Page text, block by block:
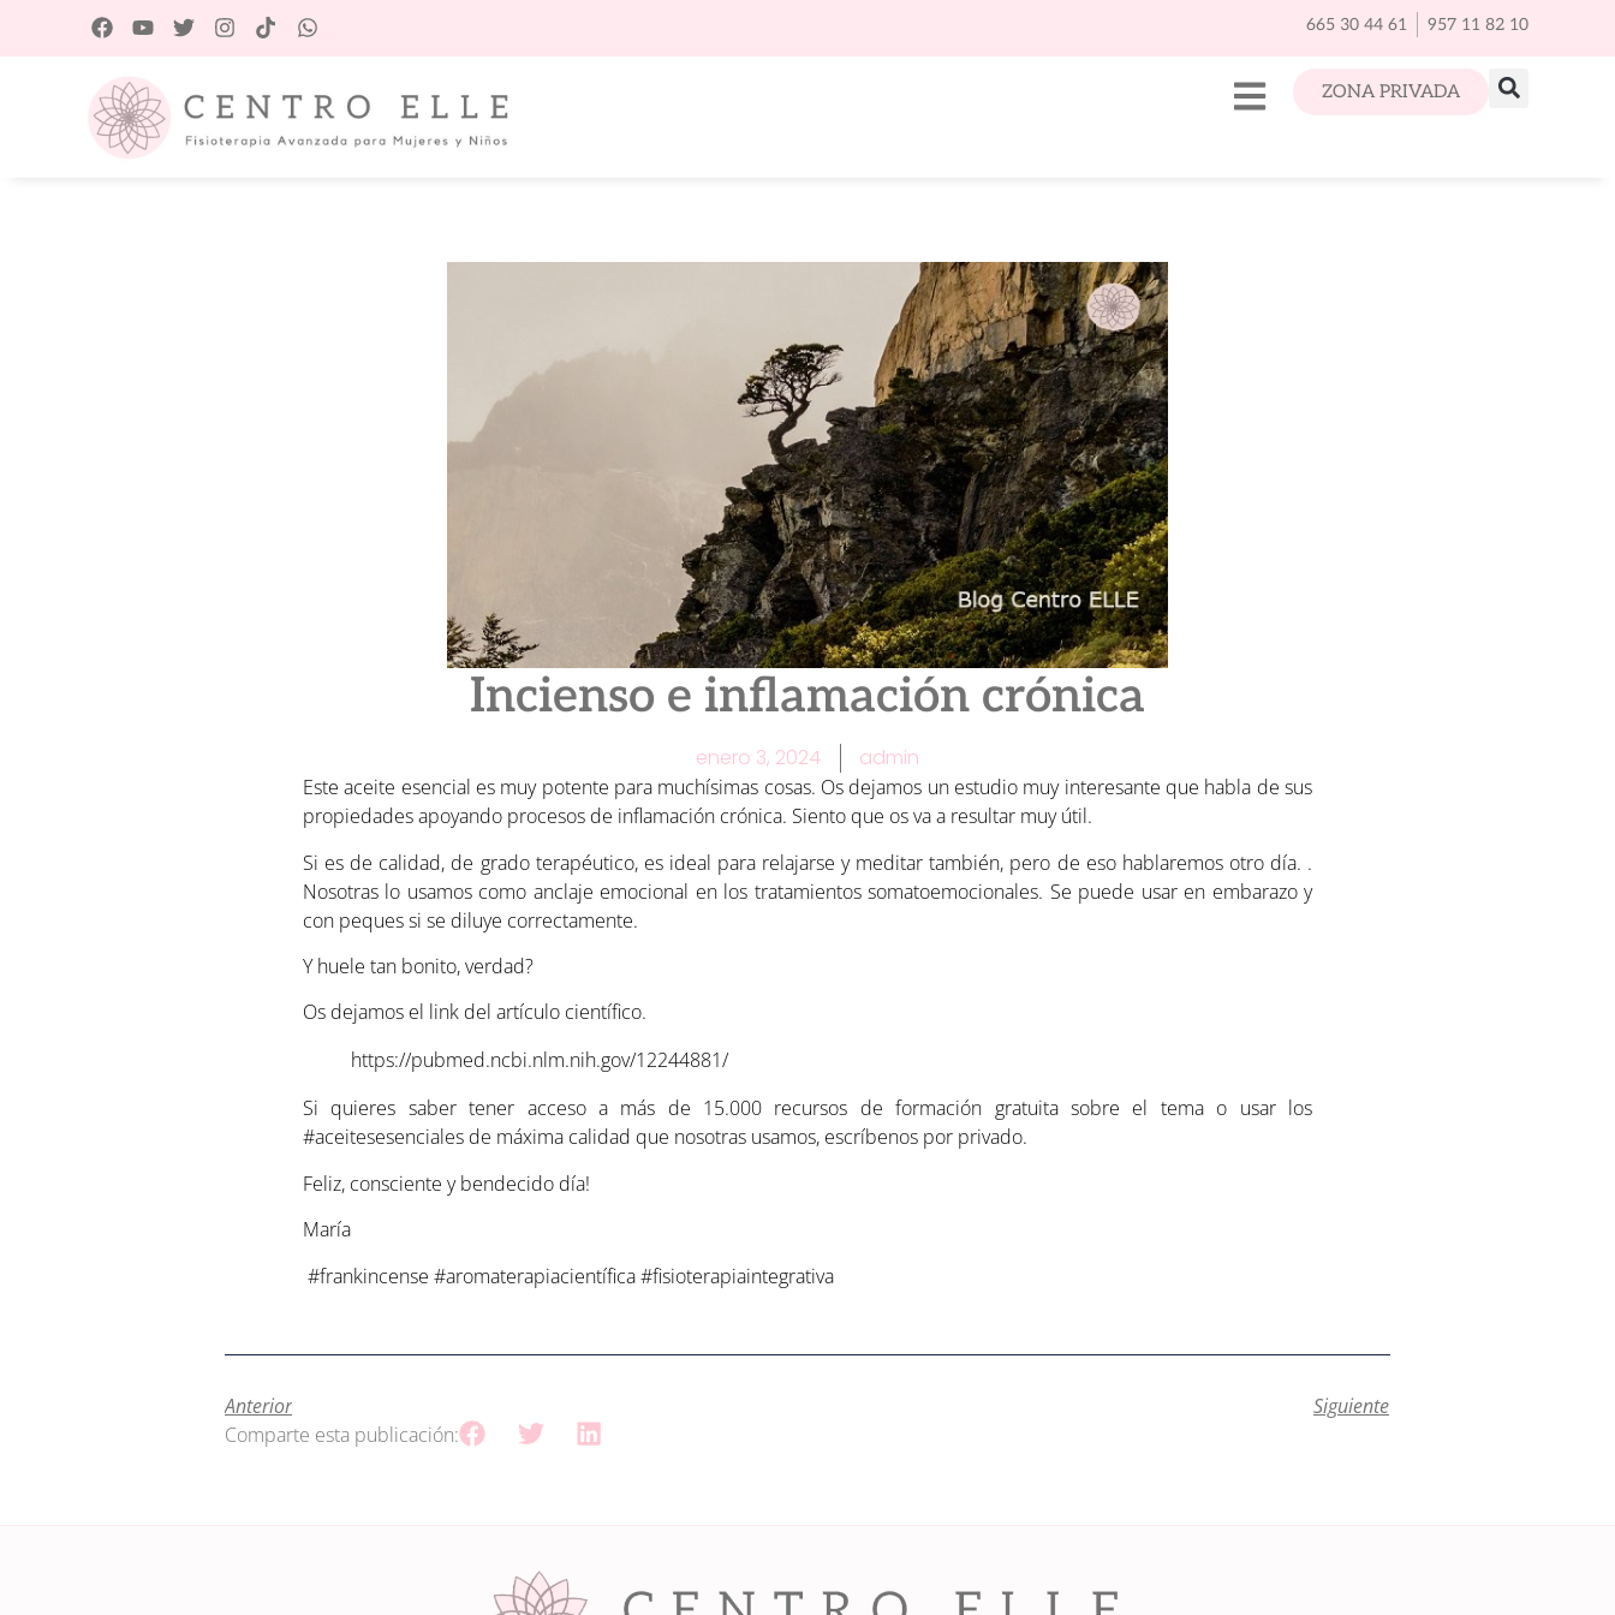
665 30 44 61 957 11 82 10
ZONA PRIVADA
Incienso e inflamación crónica
enero 3, 2024 admin
Este aceite esencial es muy potente para muchísimas cosas. Os dejamos un estudio muy interesante que habla de sus
propiedades apoyando procesos de inflamación crónica. Siento que os va a resultar muy útil.
Si es de calidad, de grado terapéutico, es ideal para relajarse y meditar también, pero de eso hablaremos otro día. .
Nosotras lo usamos como anclaje emocional en los tratamientos somatoemocionales. Se puede usar en embarazo y
con peques si se diluye correctamente.
Y huele tan bonito, verdad?
Os dejamos el link del artículo científico.
https://pubmed.ncbi.nlm.nih.gov/12244881/
Si quieres saber tener acceso a más de 15.000 recursos de formación gratuita sobre el tema o usar los
#aceitesesenciales de máxima calidad que nosotras usamos, escríbenos por privado.
Feliz, consciente y bendecido día!
María
#frankincense #aromaterapiacientífica #fisioterapiaintegrativa
Anterior
Siguiente
Comparte esta publicación: